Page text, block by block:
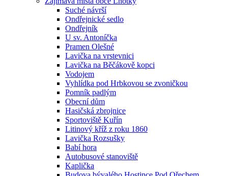
Suché návrší
Ondřejnické sedlo
Ondřejník
U sv. Antoníčka
Pramen Olešné
Lavička na vrstevnici
Lavička na Běčákově kopci
Vodojem
Vyhlídka pod Hrbkovou se zvoničkou
Pomník padlým
Obecní dům
Hasičská zbrojnice
Sportoviště Kuřín
Litinový kříž z roku 1860
Lavička Rozsušky
Babí hora
Autobusové stanoviště
Kaplička